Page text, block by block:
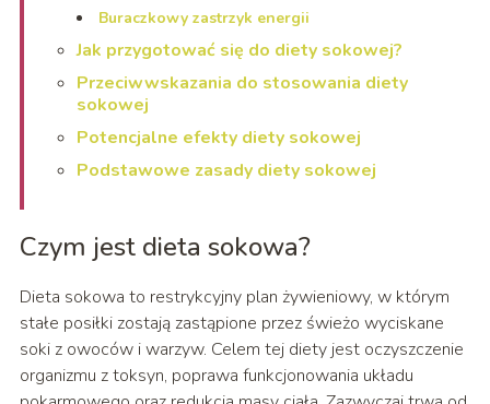
Buraczkowy zastrzyk energii
Jak przygotować się do diety sokowej?
Przeciwwskazania do stosowania diety
sokowej
Potencjalne efekty diety sokowej
Podstawowe zasady diety sokowej
Czym jest dieta sokowa?
Dieta sokowa to restrykcyjny plan żywieniowy, w którym
stałe posiłki zostają zastąpione przez świeżo wyciskane
soki z owoców i warzyw. Celem tej diety jest oczyszczenie
organizmu z toksyn, poprawa funkcjonowania układu